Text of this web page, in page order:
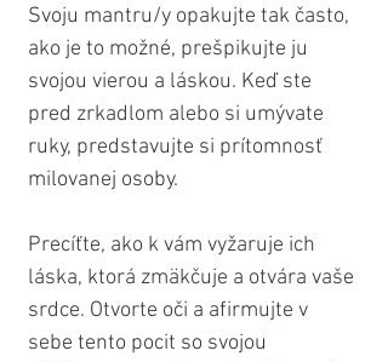
Svoju mantru/y opakujte tak často,
ako je to možné, prešpikujte ju
svojou vierou a láskou. Keď ste
pred zrkadlom alebo si umývate
ruky, predstavujte si prítomnosť
milovanej osoby.
Precíťte, ako k vám vyžaruje ich
láska, ktorá zmäkčuje a otvára vaše
srdce. Otvorte oči a afirmujte v
sebe tento pocit so svojou